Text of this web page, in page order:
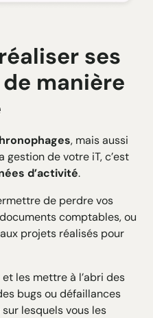
ses
manière
, mais aussi
de votre iT, c’est
d’activité.
de perdre vos
comptables, ou
projets réalisés pour
les mettre à l’abri des
bugs ou défaillances
lesquels vous les